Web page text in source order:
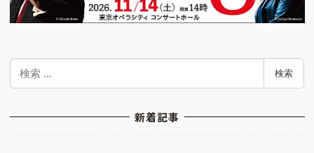
検
検索
新着記事